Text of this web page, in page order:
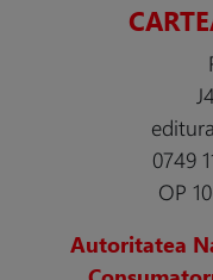
0749
OP
Autoritatea